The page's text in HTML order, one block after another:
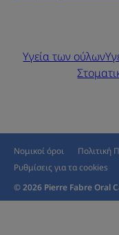
Υγεία των ούλων
Νομικοί όροι
Πολιτική
Ρυθμίσεις για τα cookies
© 2026 Pierre Fabre Oral